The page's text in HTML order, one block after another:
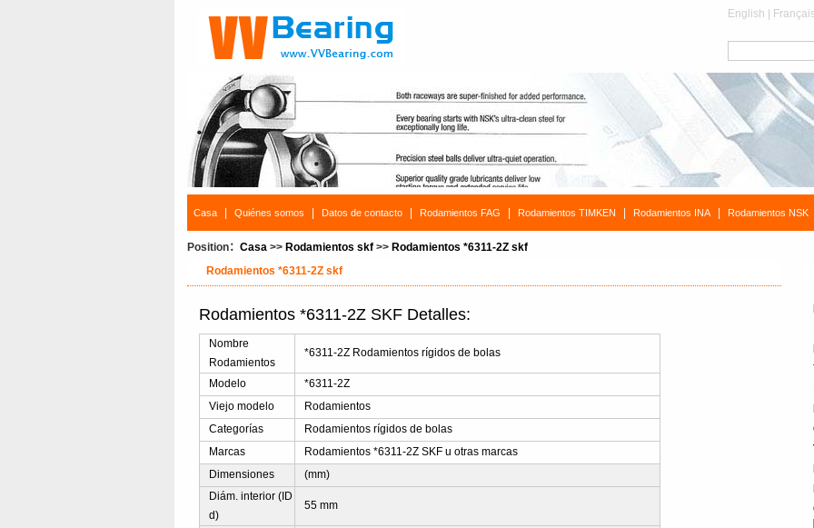
English
Casa Quiénes somos Datos de contacto Rodamientos FAG Rodamientos TIMKEN Rodamientos INA Rodamientos NSK
Position： Casa >> Rodamientos skf >> Rodamientos *6311-2Z skf
Rodamientos *6311-2Z skf
Rodamientos *6311-2Z SKF Detalles:
Nombre
Rodamientos
*6311-2Z Rodamientos rígidos de bolas
Modelo
*6311-2Z
Viejo modelo
Rodamientos
Categorías
Rodamientos rígidos de bolas
Marcas
Rodamientos *6311-2Z SKF u otras marcas
Dimensiones
(mm)
Diám. interior (ID
d)
55 mm